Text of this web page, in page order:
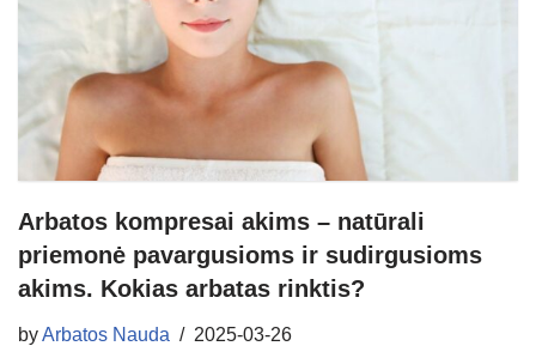
Arbatos kompresai akims – natūrali
priemonė pavargusioms ir sudirgusioms
akims. Kokias arbatas rinktis?
byArbatos Nauda 2025-03-26